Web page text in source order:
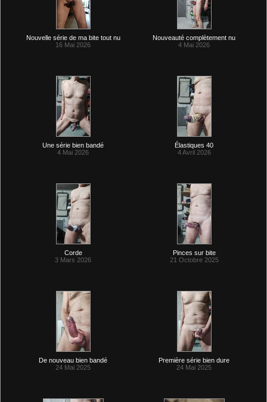
Nouvelle série de ma bite tout nu
16 Mai 2026
Nouveauté complètement nu
4 Mai 2026
Une série bien bandé
4 Mai 2026
Élastiques 40
4 Avril 2026
Corde
3 Mars 2026
Pinces sur bite
21 Octobre 2025
De nouveau bien bandé
24 Mai 2025
Première série bien dure
24 Mai 2025